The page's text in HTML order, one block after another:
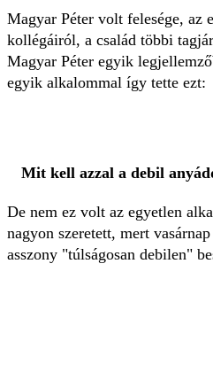
Magyar Péter volt felesége, az
kollégáiról, a család többi
Magyar Péter egyik
egyik alkalommal így tette ezt:
Mit kell azzal a debil
De nem ez volt az egyetlen
nagyon szeretett, mert
asszony "túlságosan debilen"